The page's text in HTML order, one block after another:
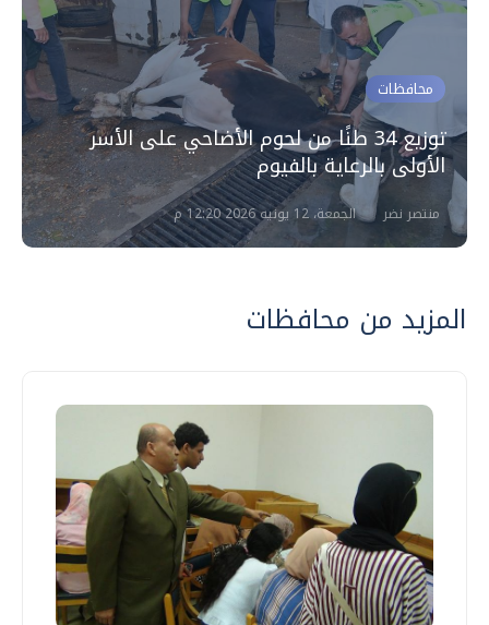
محافظات
توزيع 34 طنًا من لحوم الأضاحي على الأسر
الأولى بالرعاية بالفيوم
منتصر نضر الجمعة، 12 يونيه 2026 12:20 م
المزيد من محافظات